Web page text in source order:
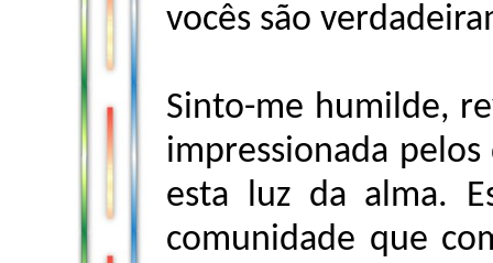
vocês são
Sinto-me humilde,
impressionada
esta luz da alma.
comunidade que